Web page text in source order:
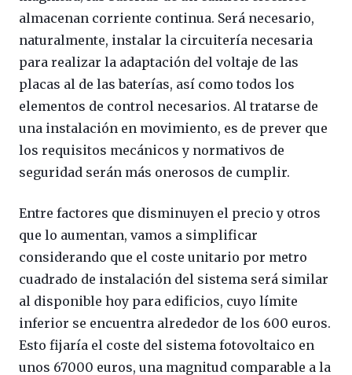
almacenan corriente continua. Será necesario,
naturalmente, instalar la circuitería necesaria
para realizar la adaptación del voltaje de las
placas al de las baterías, así como todos los
elementos de control necesarios. Al tratarse de
una instalación en movimiento, es de prever que
los requisitos mecánicos y normativos de
seguridad serán más onerosos de cumplir.
Entre factores que disminuyen el precio y otros
que lo aumentan, vamos a simplificar
considerando que el coste unitario por metro
cuadrado de instalación del sistema será similar
al disponible hoy para edificios, cuyo límite
inferior se encuentra alrededor de los 600 euros.
Esto fijaría el coste del sistema fotovoltaico en
unos 67000 euros, una magnitud comparable a la